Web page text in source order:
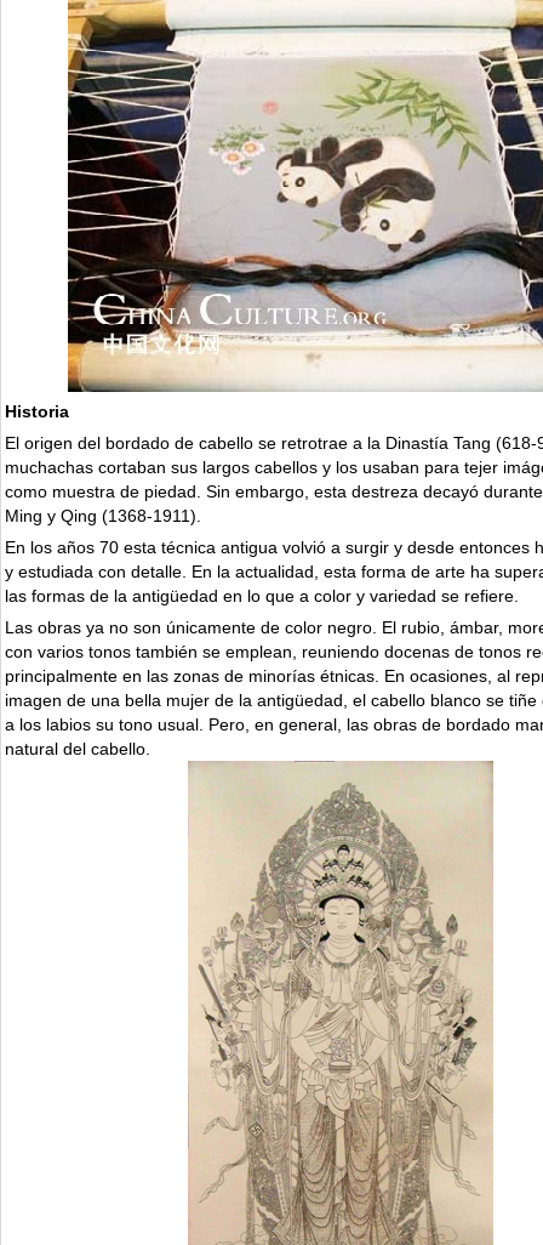
Historia
El origen del bordado de cabello se retrotrae a la Dinastía Tang
muchachas cortaban sus largos cabellos y los usaban para tejer
como muestra de piedad. Sin embargo, esta destreza decayó
Ming y Qing (1368-1911).
En los años 70 esta técnica antigua volvió a surgir y desde entonces
y estudiada con detalle. En la actualidad, esta forma de arte ha
las formas de la antigüedad en lo que a color y variedad se refiere.
Las obras ya no son únicamente de color negro. El rubio, ámbar,
con varios tonos también se emplean, reuniendo docenas de tonos
principalmente en las zonas de minorías étnicas. En ocasiones, al
imagen de una bella mujer de la antigüedad, el cabello blanco se
a los labios su tono usual. Pero, en general, las obras de bordado
natural del cabello.